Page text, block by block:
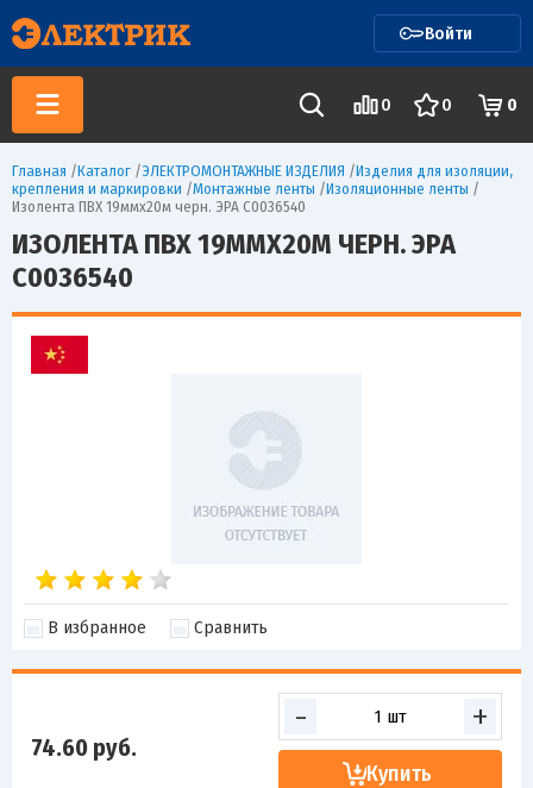
Войти
0 0 0
Главная /Каталог /ЭЛЕКТРОМОНТАЖНЫЕ ИЗДЕЛИЯ /Изделия для изоляции,
крепления и маркировки /Монтажные ленты /Изоляционные ленты /
Изолента ПВХ 19ммх20м черн. ЭРА C0036540
ИЗОЛЕНТА ПВХ 19ММХ20М ЧЕРН. ЭРА
C0036540
В избранное Сравнить
74.60 руб.
- +
Купить